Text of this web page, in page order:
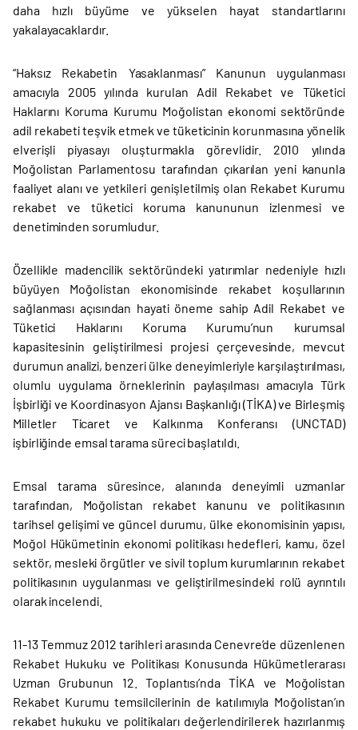
daha hızlı büyüme ve yükselen hayat standartlarını
yakalayacaklardır.
“Haksız Rekabetin Yasaklanması” Kanunun uygulanması
amacıyla 2005 yılında kurulan Adil Rekabet ve Tüketici
Haklarını Koruma Kurumu Moğolistan ekonomi sektöründe
adil rekabeti teşvik etmek ve tüketicinin korunmasına yönelik
elverişli piyasayı oluşturmakla görevlidir. 2010 yılında
Moğolistan Parlamentosu tarafından çıkarılan yeni kanunla
faaliyet alanı ve yetkileri genişletilmiş olan Rekabet Kurumu
rekabet ve tüketici koruma kanununun izlenmesi ve
denetiminden sorumludur.
Özellikle madencilik sektöründeki yatırımlar nedeniyle hızlı
büyüyen Moğolistan ekonomisinde rekabet koşullarının
sağlanması açısından hayati öneme sahip Adil Rekabet ve
Tüketici Haklarını Koruma Kurumu’nun kurumsal
kapasitesinin geliştirilmesi projesi çerçevesinde, mevcut
durumun analizi, benzeri ülke deneyimleriyle karşılaştırılması,
olumlu uygulama örneklerinin paylaşılması amacıyla Türk
İşbirliği ve Koordinasyon Ajansı Başkanlığı (TİKA) ve Birleşmiş
Milletler Ticaret ve Kalkınma Konferansı (UNCTAD)
işbirliğinde emsal tarama süreci başlatıldı.
Emsal tarama süresince, alanında deneyimli uzmanlar
tarafından, Moğolistan rekabet kanunu ve politikasının
tarihsel gelişimi ve güncel durumu, ülke ekonomisinin yapısı,
Moğol Hükümetinin ekonomi politikası hedefleri, kamu, özel
sektör, mesleki örgütler ve sivil toplum kurumlarının rekabet
politikasının uygulanması ve geliştirilmesindeki rolü ayrıntılı
olarak incelendi.
11-13 Temmuz 2012 tarihleri arasında Cenevre’de düzenlenen
Rekabet Hukuku ve Politikası Konusunda Hükümetlerarası
Uzman Grubunun 12. Toplantısı’nda TİKA ve Moğolistan
Rekabet Kurumu temsilcilerinin de katılımıyla Moğolistan’ın
rekabet hukuku ve politikaları değerlendirilerek hazırlanmış